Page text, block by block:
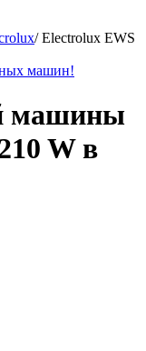
/Electrolux EWS
машины
W в